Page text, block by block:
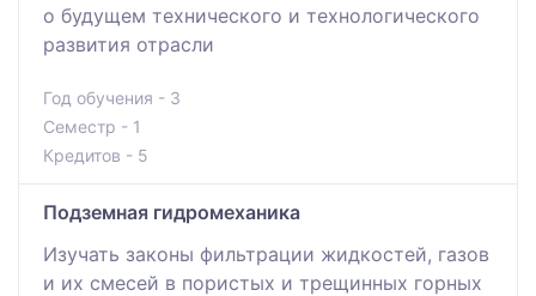
о будущем технического и технологического
развития отрасли
Год обучения - 3
Семестр - 1
Кредитов - 5
Подземная гидромеханика
Изучать законы фильтрации жидкостей, газов
и их смесей в пористых и трещинных горных